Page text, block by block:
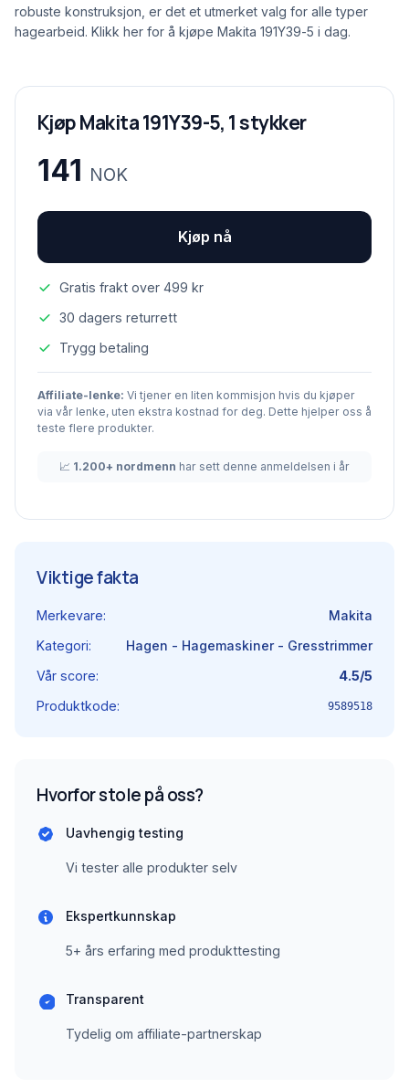
robuste konstruksjon, er det et utmerket valg for alle typer
hagearbeid. Klikk her for å kjøpe Makita 191Y39-5 i dag.
Kjøp Makita 191Y39-5, 1 stykker
141 NOK
Kjøp nå
Gratis frakt over 499 kr
30 dagers returrett
Trygg betaling
Affiliate-lenke: Vi tjener en liten kommisjon hvis du kjøper
via vår lenke, uten ekstra kostnad for deg. Dette hjelper oss å
teste flere produkter.
📈 1.200+ nordmenn har sett denne anmeldelsen i år
Viktige fakta
Merkevare:
Makita
Kategori:
Hagen - Hagemaskiner - Gresstrimmer
Vår score:
4.5/5
Produktkode:
9589518
Hvorfor stole på oss?
Uavhengig testing
Vi tester alle produkter selv
Ekspertkunnskap
5+ års erfaring med produkttesting
Transparent
Tydelig om affiliate-partnerskap